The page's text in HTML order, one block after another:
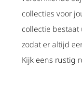
collecties voor
collectie
zodat er altijd
Kijk eens rustig